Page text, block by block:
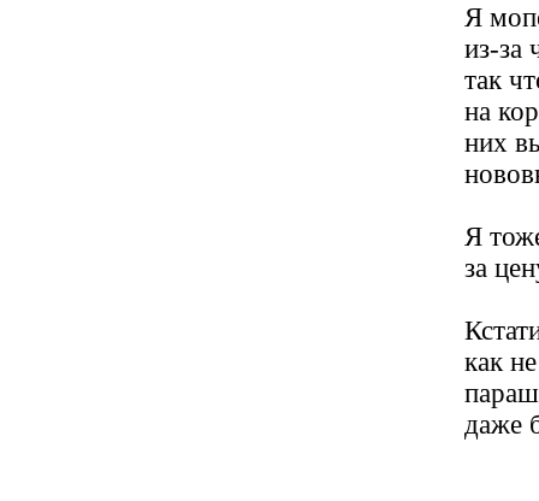
Я
из-за
так
на
них
Я
за
как
даже